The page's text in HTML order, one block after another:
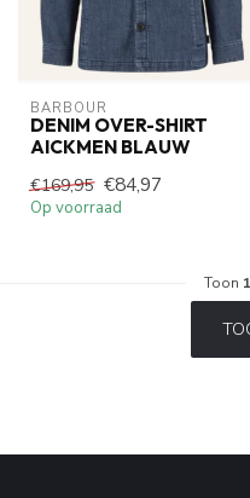
BARBOUR
DENIM OVER-SHIRT
AICKMEN BLAUW
€169,95 €84,97
Op voorraad
Toon 1